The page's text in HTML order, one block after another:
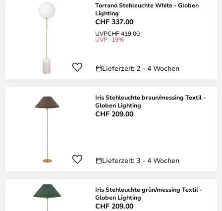
Torrano Stehleuchte White - Globen
Lighting
CHF 337.00
UVPCHF 419.00
UVP -19%
Lieferzeit: 2 - 4 Wochen
Iris Stehleuchte braun/messing Textil -
Globen Lighting
CHF 209.00
Lieferzeit: 3 - 4 Wochen
Iris Stehleuchte grün/messing Textil -
Globen Lighting
CHF 209.00